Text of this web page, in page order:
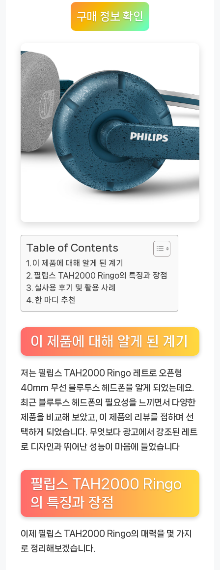
구매 정보 확인
Table of Contents
이 제품에 대해 알게 된 계기
필립스 TAH2000 Ringo의 특징과 장점
실사용 후기 및 활용 사례
한 마디 추천
이 제품에 대해 알게 된 계기
저는 필립스 TAH2000 Ringo 레트로 오픈형
40mm 무선 블루투스 헤드폰을 알게 되었는데요.
최근 블루투스 헤드폰의 필요성을 느끼면서 다양한
제품을 비교해 보았고, 이 제품의 리뷰를 접하며 선
택하게 되었습니다. 무엇보다 광고에서 강조된 레트
로 디자인과 뛰어난 성능이 마음에 들었습니다
필립스 TAH2000 Ringo
의 특징과 장점
이제 필립스 TAH2000 Ringo의 매력을 몇 가지
로 정리해보겠습니다.